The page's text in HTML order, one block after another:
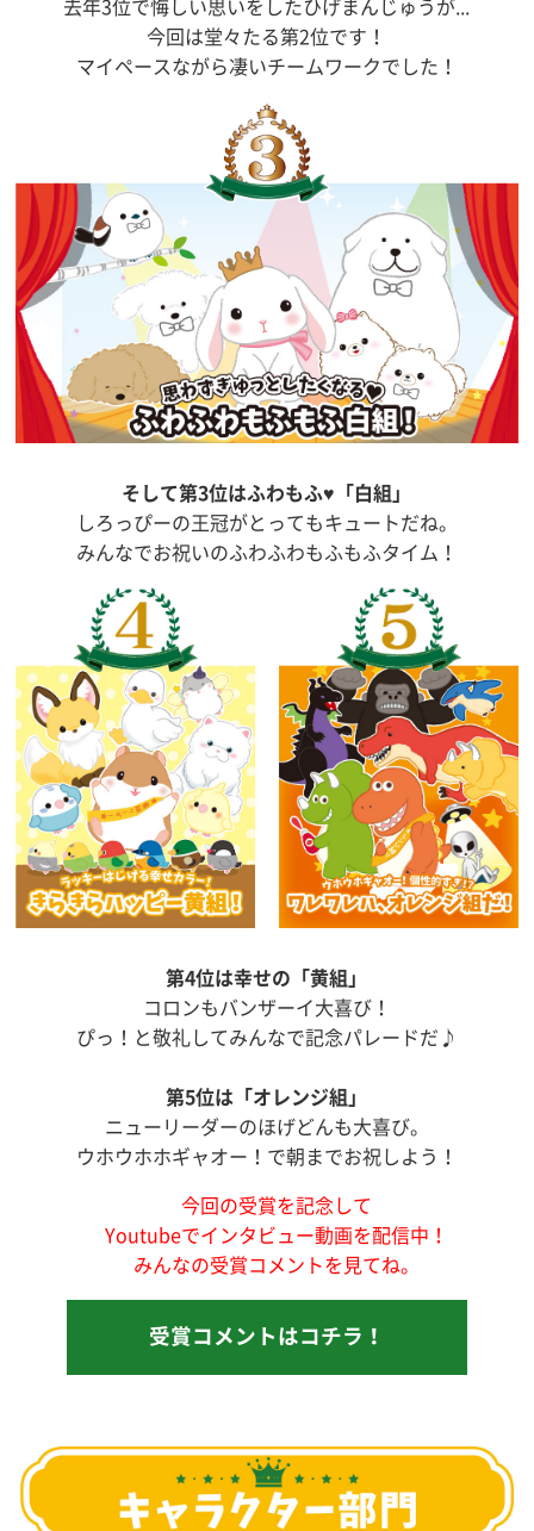
去年3位で悔しい思いをしたひげまんじゅうが...
今回は堂々たる第2位です！
マイペースながら凄いチームワークでした！
そして第3位はふわもふ♥「白組」
しろっぴーの王冠がとってもキュートだね。
みんなでお祝いのふわふわもふもふタイム！
第4位は幸せの「黄組」
コロンもバンザーイ大喜び！
ぴっ！と敬礼してみんなで記念パレードだ♪
第5位は「オレンジ組」
ニューリーダーのほげどんも大喜び。
ウホウホホギャオー！で朝までお祝しよう！
今回の受賞を記念して
Youtubeでインタビュー動画を配信中！
みんなの受賞コメントを見てね。
受賞コメントはコチラ！